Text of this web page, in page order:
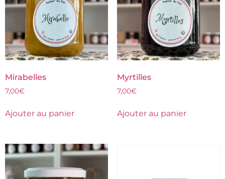
Mirabelles
7,00€
Ajouter au panier
Myrtilles
7,00€
Ajouter au panier